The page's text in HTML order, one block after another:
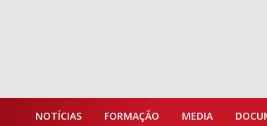
NOTÍCIAS FORMAÇÃO MEDIA